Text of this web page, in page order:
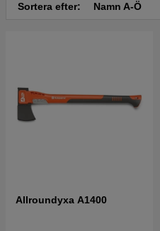
Sortera efter: Namn A-Ö
Allroundyxa A1400